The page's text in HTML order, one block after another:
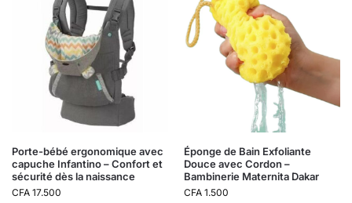
Porte-bébé ergonomique avec
capuche Infantino – Confort et
sécurité dès la naissance
CFA 17.500
Éponge de Bain Exfoliante
Douce avec Cordon –
Bambinerie Maternita Dakar
CFA 1.500